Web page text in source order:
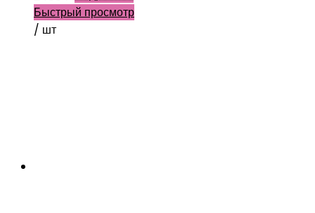
Быстрый просмотр
/ шт